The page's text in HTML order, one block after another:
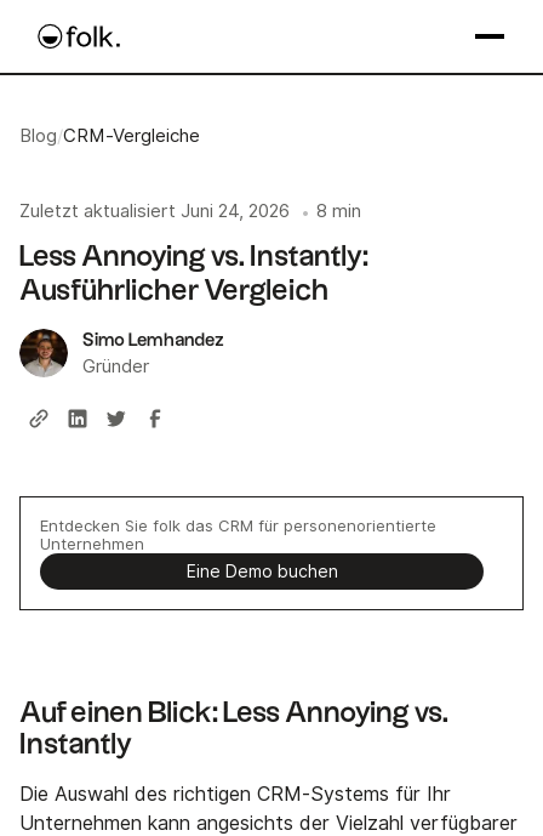
Blog/CRM-Vergleiche
Zuletzt aktualisiert Juni 24, 2026 • 8 min
Less Annoying vs. Instantly:
Ausführlicher Vergleich
Simo Lemhandez
Gründer
Entdecken Sie folk das CRM für personenorientierte
Unternehmen
Eine Demo buchen
Auf einen Blick: Less Annoying vs.
Instantly
Die Auswahl des richtigen CRM-Systems für Ihr
Unternehmen kann angesichts der Vielzahl verfügbarer